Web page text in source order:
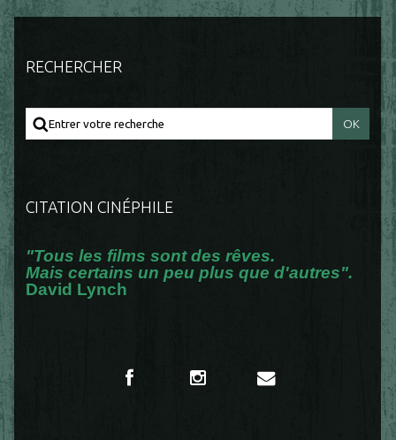
RECHERCHER
CITATION CINÉPHILE
"Tous les films sont des rêves.
Mais certains un peu plus que d'autres".
David Lynch